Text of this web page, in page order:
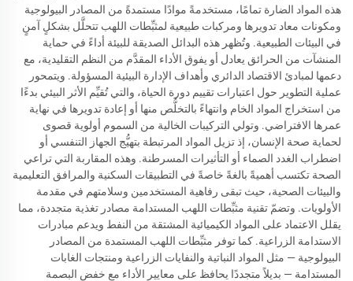
هذه المواد الضارة تمامًا، مستخدمةً موادًا مستمدةً من المصادر البيولوجية
ومكونات معاد تدويرها ومركبات طبيعية لمثبِّطات اللهب تتحلَّل بشكلٍ آمنٍ
في البيئات الطبيعية. وتُظهر هذه البدائل الصديقة للبيئة أداءً في حماية
المنشآت من الحرائق يعادل أو يفوق الأداء المقدَّم من النظم التقليدية، مع
دعمها لمبادئ الاقتصاد الدائري وأهداف الإدارة البيئية المسؤولة. ويتمحور
عملية التطوير حول اعتبارات تقييم دورة الحياة، والتي تُقيِّم الأثر البيئي بدءًا
من استخراج المواد الخام وانتهاءً بالتخلُّص منها أو إعادة تدويرها في نهاية
عمرها الافتراضي. وتولي التركيبات الخالية من السموم أولوية قصوى
لحماية صحة الإنسان، إذ تزيل المواد المرتبطة بتهيُّج الجهاز التنفسي أو
اضطراب الغدد الصماء أو التأثيرات المسرطنة. وهذه المقاربة التي تراعي
الصحة تكتسب أهميةً بالغةً خاصةً في التطبيقات السكنية والمرافق التعليمية
والبيئات الصحية، حيث تبقى رفاهية المستخدمين وسلامتهم في مقدمة
الأولويات. وتضمّ تقنية مثبِّطات اللهب المستدامة مصادر تغذية متجددة، مما
يقلل الاعتماد على المواد الكيميائية المشتقة من النفط ويدعم مبادرات
الاستدامة الزراعية. كما توفر مثبِّطات اللهب المستمدة من المصادر
البيولوجية — مثل المواد النباتية والنفايات الزراعية ومنتجات الغابات
المستدامة — بديلاً متجددًا يحافظ على معايير الأداء مع خفض البصمة